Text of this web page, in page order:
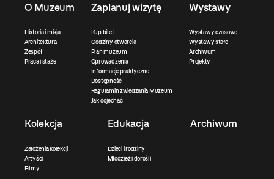
O Muzeum
Historia i misja
Architektura
Zespół
Praca i staże
Zaplanuj wizytę
Kup bilet
Godziny otwarcia
Plan muzeum
Oprowadzenia
Informacje praktyczne
Dostępność
Regulamin zwiedzania Muzeum
Jak dojechać
Wystawy
Wystawy czasowe
Wystawy stałe
Archiwum
Projekty
Kolekcja
Założenia kolekcji
Artyści
Filmy
Edukacja
Dzieci i rodziny
Młodzież i dorośli
Archiwum